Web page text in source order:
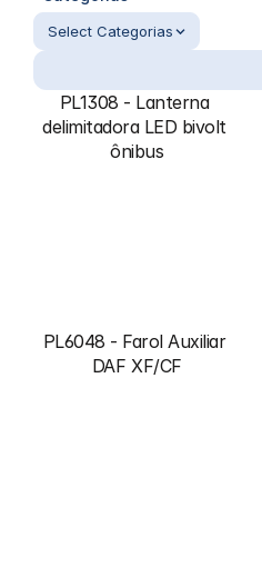
PL1308 - Lanterna
delimitadora LED bivolt
ônibus
PL6048 - Farol Auxiliar
DAF XF/CF
Select Categorias